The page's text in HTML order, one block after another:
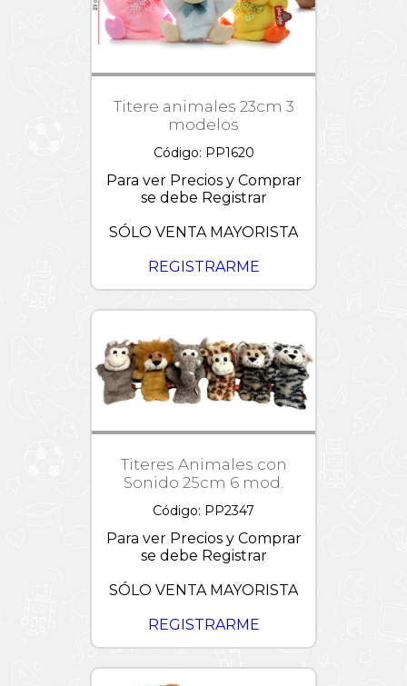
Titere animales 23cm 3
modelos
Código: PP1620
Para ver Precios y Comprar
se debe Registrar
SÓLO VENTA MAYORISTA
REGISTRARME
Titeres Animales con
Sonido 25cm 6 mod.
Código: PP2347
Para ver Precios y Comprar
se debe Registrar
SÓLO VENTA MAYORISTA
REGISTRARME